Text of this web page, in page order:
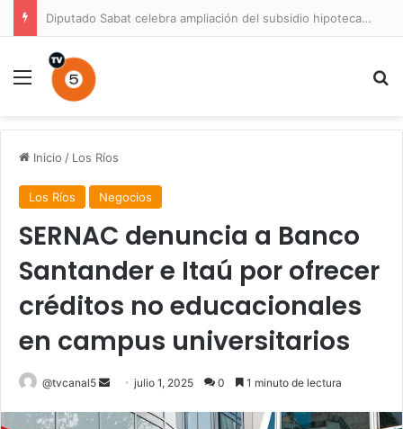
Diputado Sabat celebra ampliación del subsidio hipotecario con viviendas de hasta 6.000 UF
Menú
Inicio / Los Ríos
Los Ríos Negocios
SERNAC denuncia a Banco
Santander e Itaú por ofrecer
créditos no educacionales
en campus universitarios
@tvcanal5
Send
email
julio 1, 2025 0 1 minuto de lectura